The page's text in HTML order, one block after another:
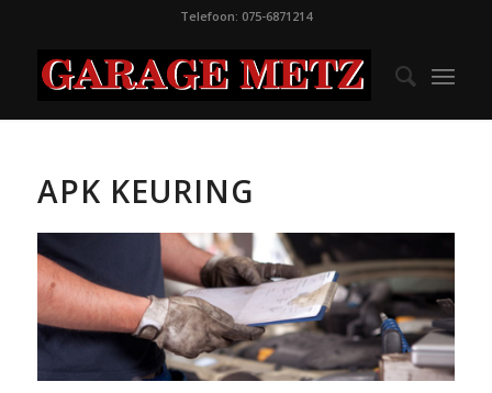
Telefoon: 075-6871214
APK KEURING